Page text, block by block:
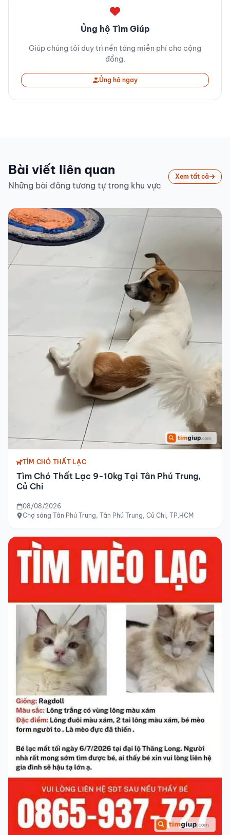
Ủng hộ Tìm Giúp
Giúp chúng tôi duy trì nền tảng miễn phí cho cộng
đồng.
Ủng hộ ngay
Bài viết liên quan
Những bài đăng tương tự trong khu vực
Xem tất cả
TÌM CHÓ THẤT LẠC
Tìm Chó Thất Lạc 9-10kg Tại Tân Phú Trung,
Củ Chi
08/08/2026
Chợ sáng Tân Phú Trung, Tân Phú Trung, Củ Chi, TP.HCM